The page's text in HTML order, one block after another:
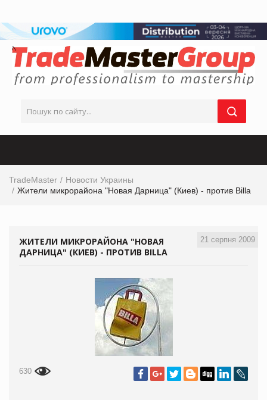
TradeMaster
Новости Украины
Жители микрорайона "Новая Дарница" (Киев) - против Billa
21 серпня 2009
ЖИТЕЛИ МИКРОРАЙОНА "НОВАЯ
ДАРНИЦА" (КИЕВ) - ПРОТИВ BILLA
630